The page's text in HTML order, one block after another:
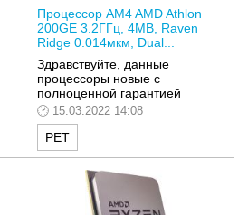
Процессор AM4 AMD Athlon
200GE 3.2ГГц, 4MB, Raven
Ridge 0.014мкм, Dual...
Здравствуйте, данные
процессоры новые с
полноценной гарантией
15.03.2022 14:08
РЕТ